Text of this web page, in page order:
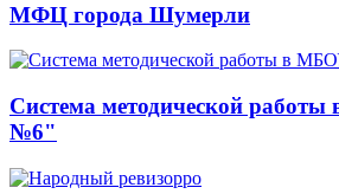
МФЦ города Шумерли
Система методической
№6"